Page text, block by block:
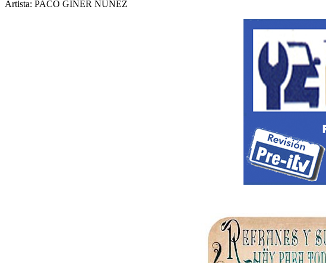
Artista: PACO GINER NUÑEZ